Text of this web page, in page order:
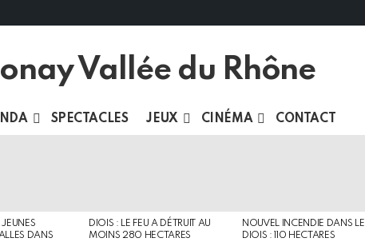
SPECTACLES JEUX CINÉMA CONTACT
DANS
DIOIS : LE FEU A DÉTRUIT AU
MOINS 280 HECTARES
NOUVEL INCENDIE DANS LE
DIOIS : 110 HECTARES